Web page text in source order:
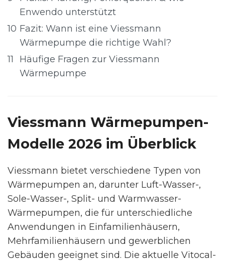
Enwendo unterstützt
10 Fazit: Wann ist eine Viessmann
Wärmepumpe die richtige Wahl?
11
Häufige Fragen zur Viessmann
Wärmepumpe
Viessmann Wärmepumpen-
Modelle 2026 im Überblick
Viessmann bietet verschiedene Typen von
Wärmepumpen an, darunter Luft-Wasser-,
Sole-Wasser-, Split- und Warmwasser-
Wärmepumpen, die für unterschiedliche
Anwendungen in Einfamilienhäusern,
Mehrfamilienhäusern und gewerblichen
Gebäuden geeignet sind. Die aktuelle Vitocal-